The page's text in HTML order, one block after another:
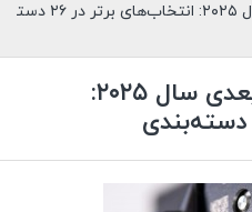
بهترین پرینترهای سه‌بعدی سال ۲۰۲۵: انتخاب‌های برتر در ۲۶ دست
بهترین پرینترهای سه‌بعدی سال ۲۰۲۵: